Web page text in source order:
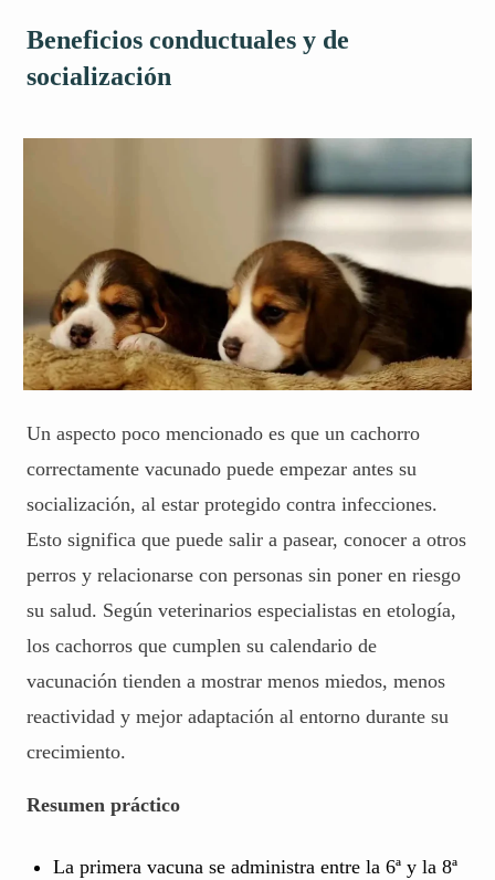
Beneficios conductuales y de
socialización
Un aspecto poco mencionado es que un cachorro
correctamente vacunado puede empezar antes su
socialización, al estar protegido contra infecciones.
Esto significa que puede salir a pasear, conocer a otros
perros y relacionarse con personas sin poner en riesgo
su salud. Según veterinarios especialistas en etología,
los cachorros que cumplen su calendario de
vacunación tienden a mostrar menos miedos, menos
reactividad y mejor adaptación al entorno durante su
crecimiento.
Resumen práctico
La primera vacuna se administra entre la 6ª y la 8ª